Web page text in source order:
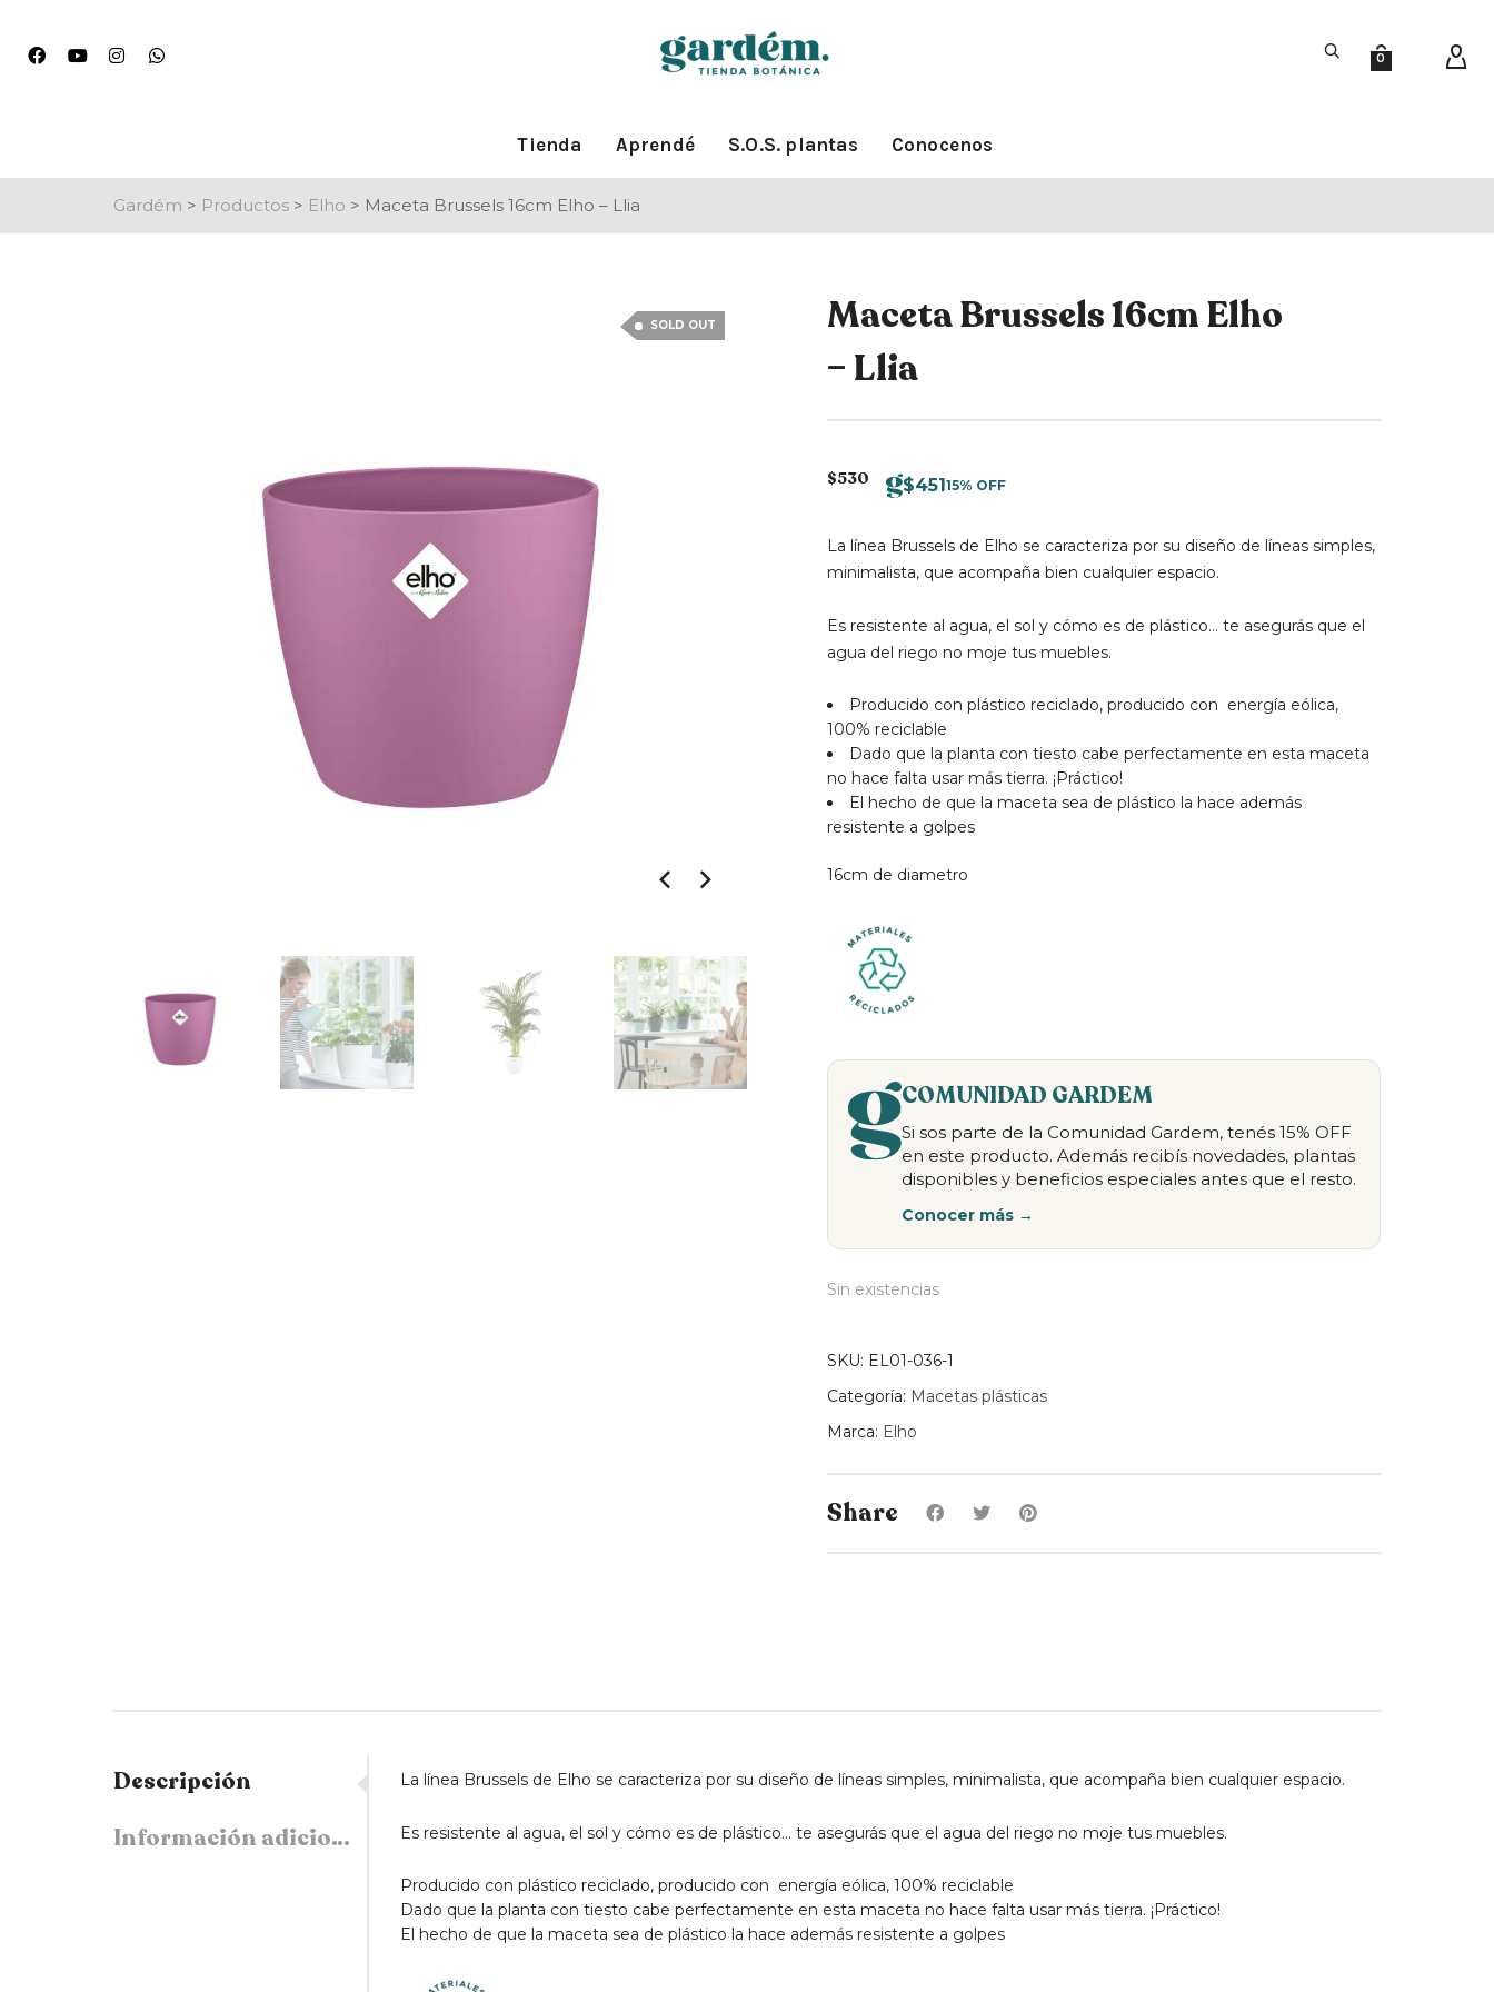
0
Tienda Aprendé S.O.S. plantas Conocenos
Gardém > Productos > Elho > Maceta Brussels 16cm Elho – Llia
SOLD OUT
Maceta Brussels 16cm Elho
– Llia
$530 $451 15% OFF
La línea Brussels de Elho se caracteriza por su diseño de líneas simples,
minimalista, que acompaña bien cualquier espacio.
Es resistente al agua, el sol y cómo es de plástico… te asegurás que el
agua del riego no moje tus muebles.
Producido con plástico reciclado, producido con energía eólica,
100% reciclable
Dado que la planta con tiesto cabe perfectamente en esta maceta
no hace falta usar más tierra. ¡Práctico!
El hecho de que la maceta sea de plástico la hace además
resistente a golpes
16cm de diametro
COMUNIDAD GARDEM
Si sos parte de la Comunidad Gardem, tenés 15% OFF
en este producto. Además recibís novedades, plantas
disponibles y beneficios especiales antes que el resto.
Conocer más →
Sin existencias
SKU: EL01-036-1
Categoría: Macetas plásticas
Marca: Elho
Share
Descripción
Información adicional
La línea Brussels de Elho se caracteriza por su diseño de líneas simples, minimalista, que acompaña bien cualquier espacio.
Es resistente al agua, el sol y cómo es de plástico… te asegurás que el agua del riego no moje tus muebles.
Producido con plástico reciclado, producido con energía eólica, 100% reciclable
Dado que la planta con tiesto cabe perfectamente en esta maceta no hace falta usar más tierra. ¡Práctico!
El hecho de que la maceta sea de plástico la hace además resistente a golpes